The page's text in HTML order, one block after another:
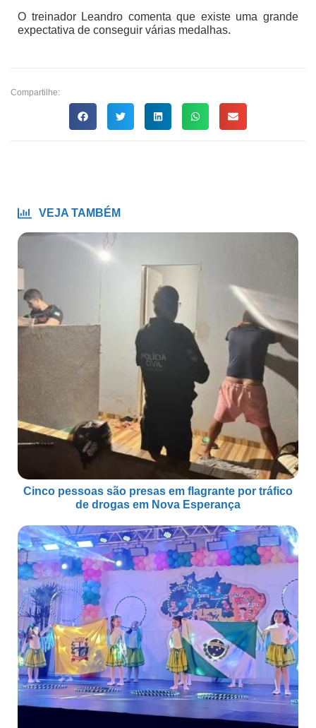
O treinador Leandro comenta que existe uma grande
expectativa de conseguir várias medalhas.
Compartilhe:
VEJA TAMBÉM
Cinco pessoas são presas em flagrante por tráfico
de drogas em Nova Esperança